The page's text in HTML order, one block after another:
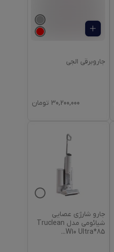
جاروبرقی الجی
30,200,000 تومان
جارو شارژی عصایی
شیائومی مدل Truclean
W10 Ultra*85
...